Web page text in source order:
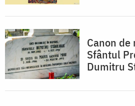
Canon
Sfântul
Dumitru